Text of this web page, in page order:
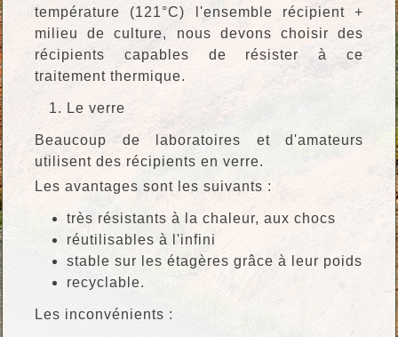
température (121°C) l'ensemble récipient +
milieu de culture, nous devons choisir des
récipients capables de résister à ce
traitement thermique.
Le verre
Beaucoup de laboratoires et d'amateurs
utilisent des récipients en verre.
Les avantages sont les suivants :
très résistants à la chaleur, aux chocs
réutilisables à l'infini
stable sur les étagères grâce à leur poids
recyclable.
Les inconvénients :